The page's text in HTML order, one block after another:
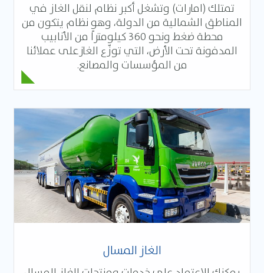
تمتلك (امارات) وتشغل أكبر نظام لنقل الغاز في
المناطق الشمالية من الدولة، وهو نظام يتكون من
محطة ضغط ونحو 360 كيلومتراً من الأنابيب
المدفونة تحت الأرض، التي توزّع الغازعلى عملائنا
من المؤسسات والمصانع.
الغاز المسال